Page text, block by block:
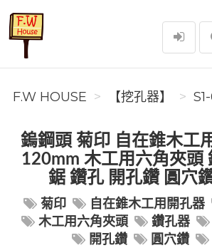
F.W House
F.W HOUSE 【挖孔器】
鎢鋼頭 菊印 自在錐木工
120mm 木工用六角夾頭
鋸 鑽孔 開孔鑽 圓穴
菊印 自在錐木工用開孔器
木工用六角夾頭
鑽孔器
開孔鑽
圓穴鑽